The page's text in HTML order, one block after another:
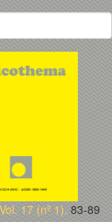
Vol. 17 (nº 1). 83-89